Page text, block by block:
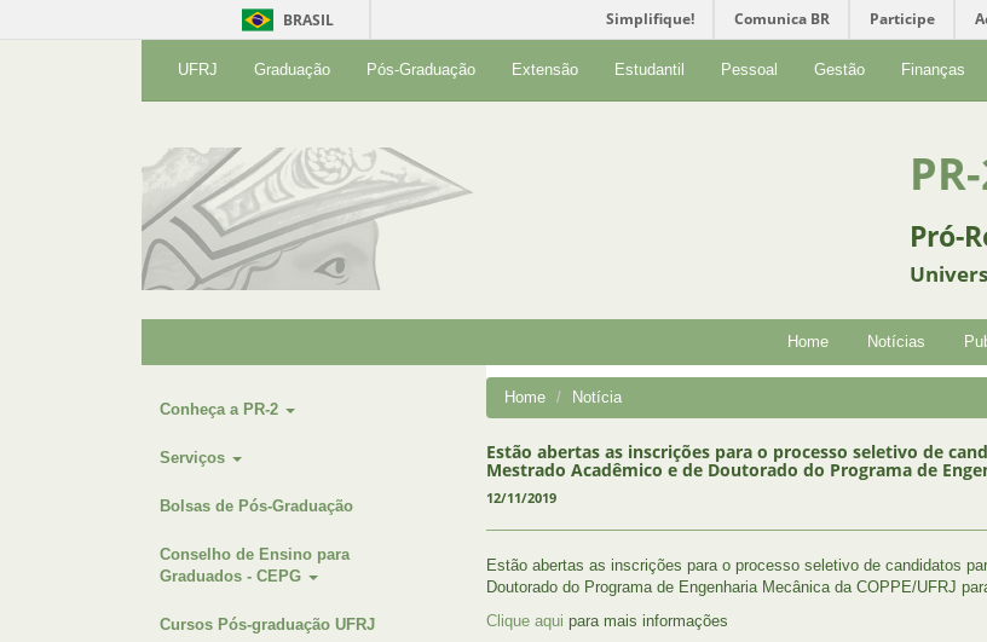
BRASIL Simplifique! Comunica BR Participe
UFRJ Graduação Pós-Graduação Extensão Estudantil Pessoal Gestão Finanças
Pró-
Home Notícias
Conheça a PR-2
Serviços
Bolsas de Pós-Graduação
Conselho de Ensino para
Graduados - CEPG
Cursos Pós-graduação UFRJ
Home Notícia
Estão abertas as inscrições para o processo seletivo de
Mestrado Acadêmico e de Doutorado do Programa de
12/11/2019
Estão abertas as inscrições para o processo seletivo de candidatos
Doutorado do Programa de Engenharia Mecânica da COPPE/UFRJ
Clique aqui para mais informações